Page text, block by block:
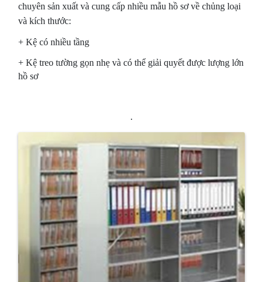
chuyên sản xuất và cung cấp nhiều mẫu hồ sơ vềchủng loại
và kích thước:
+ Kệ có nhiều tầng
+ Kệ treo tường gọn nhẹ và có thể giải quyết được lượng lớn
hồ sơ